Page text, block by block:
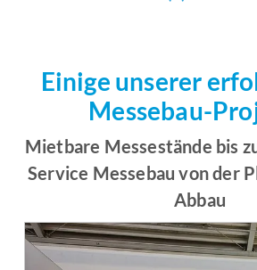
Einige unserer
Messebau-
Mietbare Messestände bis
Service Messebau von der
Abbau